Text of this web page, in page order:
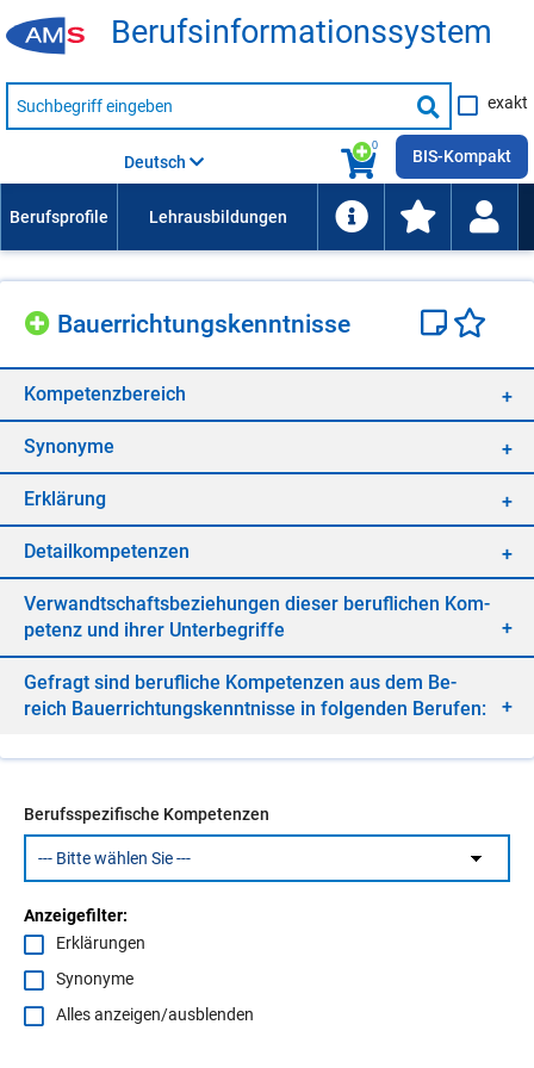
Be­rufs­in­for­ma­ti­ons­sys­tem
Suche
nach
Suche
starten
exakt
0
Deutsch BIS-Kompakt
Bau­er­rich­tungs­kennt­nis­se
Kom­pe­tenz­be­reich
Syn­ony­me
Er­klä­rung
De­tail­kom­pe­ten­zen
Ver­wandt­schafts­be­zie­hun­gen die­ser be­ruf­li­chen Kom­
pe­tenz und ih­rer Un­ter­be­grif­fe
Ge­fragt sind be­ruf­li­che Kom­pe­ten­zen aus dem Be­
reich Bau­er­rich­tungs­kennt­nis­se in fol­gen­den Be­ru­fen:
Berufsspezifische Kompetenzen
Anzeigefilter:
Erklärungen
Synonyme
Alles anzeigen/ausblenden